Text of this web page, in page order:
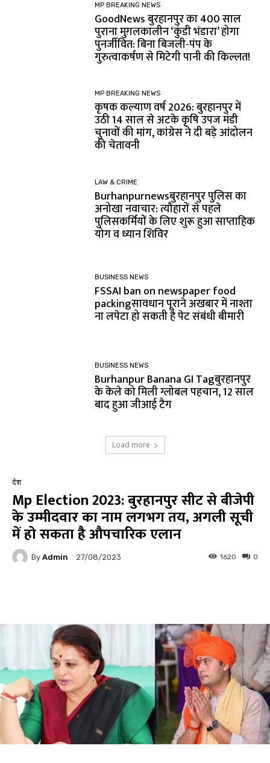
MP BREAKING NEWS
GoodNews बुरहानपुर का 400 साल
पुराना मुग़लकालीन ‘कुंडी भंडारा’ होगा
पुनर्जीवित: बिना बिजली-पंप के
गुरुत्वाकर्षण से मिटेगी पानी की किल्लत!
MP BREAKING NEWS
कृषक कल्याण वर्ष 2026: बुरहानपुर में
उठी 14 साल से अटके कृषि उपज मंडी
चुनावों की मांग, कांग्रेस ने दी बड़े आंदोलन
की चेतावनी
LAW & CRIME
Burhanpurnewsबुरहानपुर पुलिस का
अनोखा नवाचार: त्यौहारों से पहले
पुलिसकर्मियों के लिए शुरू हुआ साप्ताहिक
योग व ध्यान शिविर
BUSINESS NEWS
FSSAI ban on newspaper food
packingसावधान पूराने अखबार में नाश्ता
ना लपेटा हो सकती है पेट संबंधी बीमारी
BUSINESS NEWS
Burhanpur Banana GI Tagबुरहानपुर
के केले को मिली ग्लोबल पहचान, 12 साल
बाद हुआ जीआई टैग
Load more
देश
Mp Election 2023: बुरहानपुर सीट से बीजेपी
के उम्मीदवार का नाम लगभग तय, अगली सूची
में हो सकता है औपचारिक एलान
By Admin 27/08/2023 0
1620